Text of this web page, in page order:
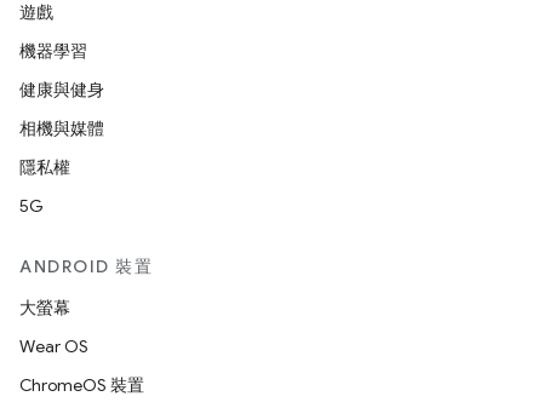
遊戲
機器學習
健康與健身
相機與媒體
隱私權
5G
ANDROID 裝置
大螢幕
Wear OS
ChromeOS 裝置